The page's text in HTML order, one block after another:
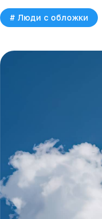
# Люди с обложки